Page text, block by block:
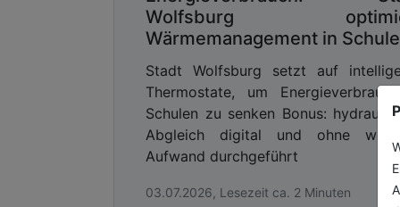
Pegel, 48 Klimastationen und rund
verbesserte Datengrundlage und
Die Daten fließen auch in das
Katastrophenschutz ein und sind
Interessierten verfügbar
Hochwasserrisiko an
Ein weiteres Themenfeld des
Hochwasserrückhaltebecken (HRB)
Wolfsburg
Wärmemanagement in
Stadt Wolfsburg setzt auf
Thermostate, um
Schulen zu senken Bonus:
Abgleich digital und ohne
Aufwand durchgeführt
03.07.2026, Lesezeit ca. 2 Minuten